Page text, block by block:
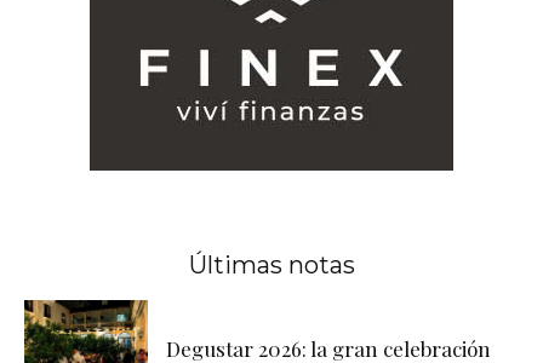
Últimas notas
Degustar 2026: la gran celebración